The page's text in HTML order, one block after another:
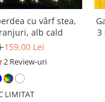
cu vârf stea,
alb cald
159,00 Lei
2 Review-uri
LIMITAT
3